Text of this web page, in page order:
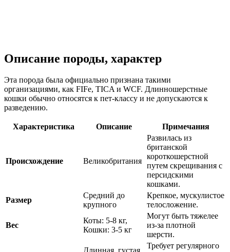
Описание породы, характер
Эта порода была официально признана такими
организациями, как FIFe, TICA и WCF. Длинношерстные
кошки обычно относятся к пет-классу и не допускаются к
разведению.
Характеристика Описание Примечания
Происхождение Великобритания
Развилась из
британской
короткошерстной
путем скрещивания с
персидскими
кошками.
Размер
Средний до
крупного
Крепкое, мускулистое
телосложение.
Вес
Коты: 5-8 кг,
Кошки: 3-5 кг
Могут быть тяжелее
из-за плотной
шерсти.
Требует регулярного